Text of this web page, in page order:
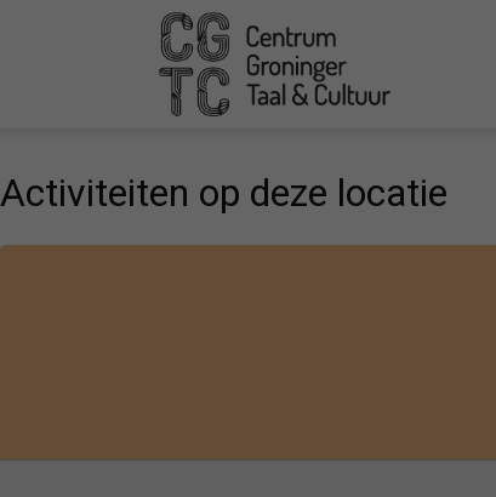
CGTC
Activiteiten op deze locatie